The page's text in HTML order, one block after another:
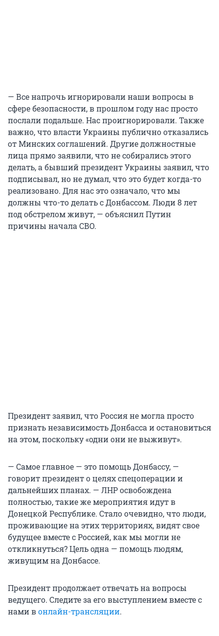
— Все напрочь игнорировали наши вопросы в
сфере безопасности, в прошлом году нас просто
послали подальше. Нас проигнорировали. Также
важно, что власти Украины публично отказались
от Минских соглашений. Другие должностные
лица прямо заявили, что не собирались этого
делать, а бывший президент Украины заявил, что
подписывал, но не думал, что это будет когда-то
реализовано. Для нас это означало, что мы
должны что-то делать с Донбассом. Люди 8 лет
под обстрелом живут, — объяснил Путин
причины начала СВО.
Президент заявил, что Россия не могла просто
признать независимость Донбасса и остановиться
на этом, поскольку «одни они не выживут».
— Самое главное — это помощь Донбассу, —
говорит президент о целях спецоперации и
дальнейших планах. — ЛНР освобождена
полностью, такие же мероприятия идут в
Донецкой Республике. Стало очевидно, что люди,
проживающие на этих территориях, видят свое
будущее вместе с Россией, как мы могли не
откликнуться? Цель одна — помощь людям,
живущим на Донбассе.
Президент продолжает отвечать на вопросы
ведущего. Следите за его выступлением вместе с
нами вонлайн-трансляции.